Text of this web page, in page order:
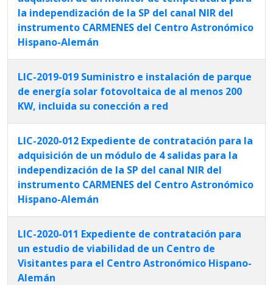
la independización de la SP del canal NIR del
instrumento CARMENES del Centro Astronómico
Hispano-Alemán
LIC-2019-019 Suministro e instalación de parque
de energía solar fotovoltaica de al menos 200
KW, incluida su conección a red
LIC-2020-012 Expediente de contratación para la
adquisición de un módulo de 4 salidas para la
independización de la SP del canal NIR del
instrumento CARMENES del Centro Astronómico
Hispano-Alemán
LIC-2020-011 Expediente de contratación para
un estudio de viabilidad de un Centro de
Visitantes para el Centro Astronómico Hispano-
Alemán